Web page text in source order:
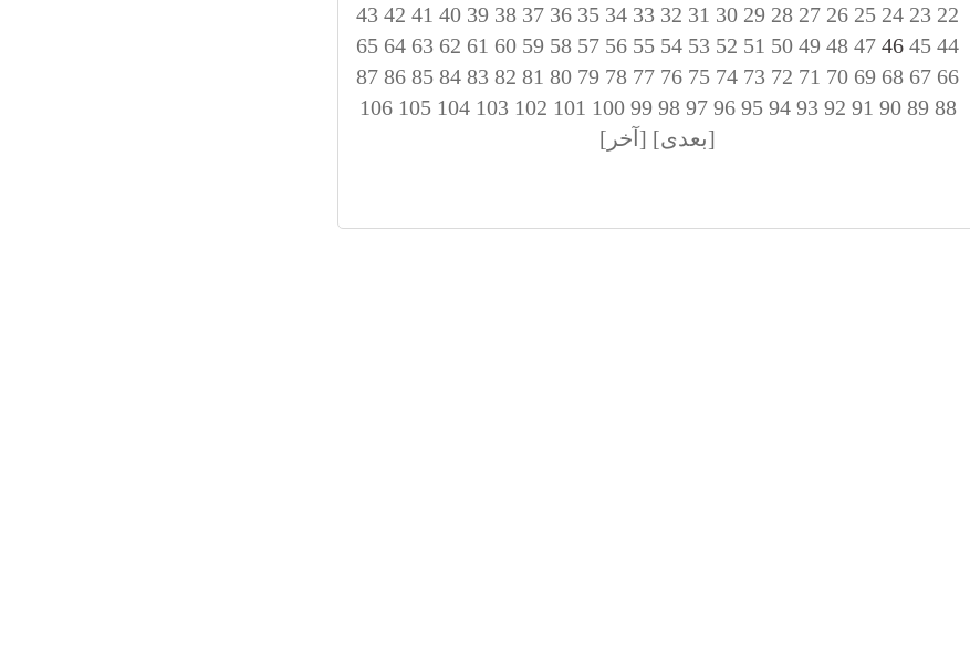
22
23
24
25
26
27
28
29
30
31
32
33
34
35
36
37
38
39
40
41
42
43
44
45
47
48
49
50
51
52
53
54
55
56
57
58
59
60
61
62
63
64
65
66
67
68
69
70
71
72
73
74
75
76
77
78
79
80
81
82
83
84
85
86
87
88
89
90
91
92
93
94
95
96
97
98
99
100
101
102
103
104
105
106
[بعدی] [آخر]